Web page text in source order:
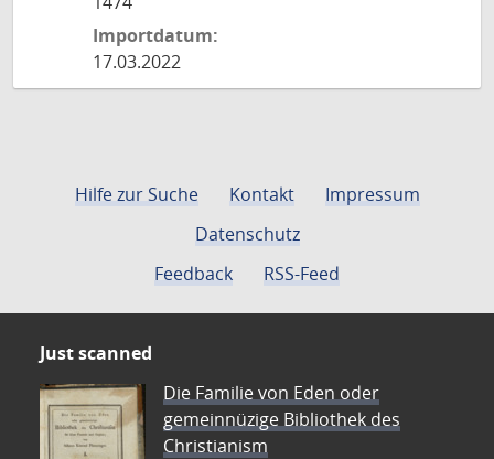
Importdatum:
17.03.2022
Hilfe zur Suche Kontakt
Impressum
Datenschutz
Feedback
RSS-Feed
Just scanned
Die Familie von Eden oder
gemeinnüzige Bibliothek des
Christianism